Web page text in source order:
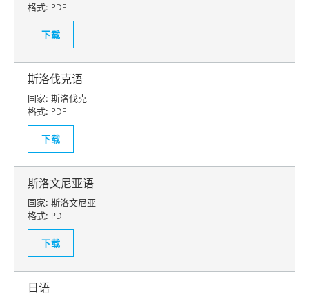
格式: PDF
下载
斯洛伐克语
国家: 斯洛伐克
格式: PDF
下载
斯洛文尼亚语
国家: 斯洛文尼亚
格式: PDF
下载
日语